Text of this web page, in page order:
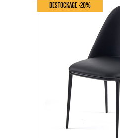
DESTOCKAGE -20%